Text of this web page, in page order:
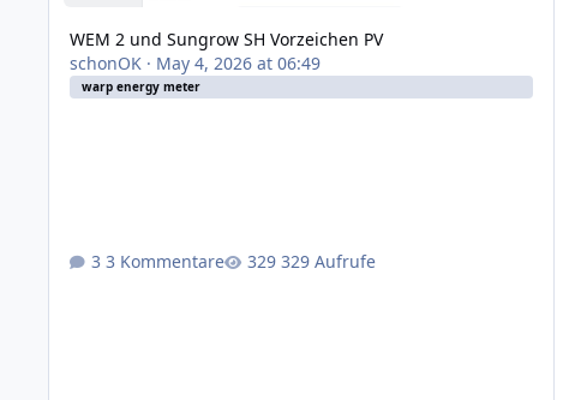
WEM 2 und Sungrow SH Vorzeichen PV
schonOK· May 4, 2026 at 06:49
warp energy meter
3 Kommentare 329 Aufrufe